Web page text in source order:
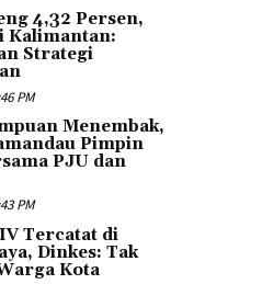
4,32 Persen,
Kalimantan:
Strategi
PM
Menembak,
Pimpin
PJU dan
PM
Tercatat di
Dinkes: Tak
Kota